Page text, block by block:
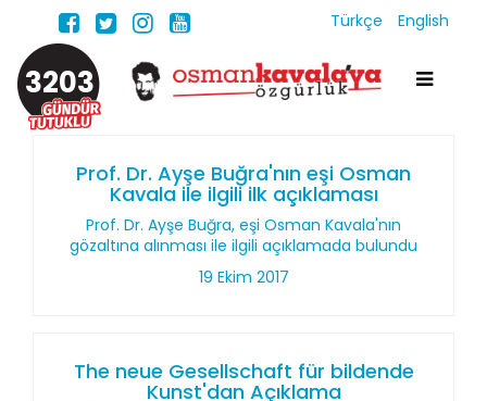
Türkçe English
3203
Prof. Dr. Ayşe Buğra'nın eşi Osman
Kavala ile ilgili ilk açıklaması
Prof. Dr. Ayşe Buğra, eşi Osman Kavala'nın
gözaltına alınması ile ilgili açıklamada bulundu
19 Ekim 2017
The neue Gesellschaft für bildende
Kunst'dan Açıklama